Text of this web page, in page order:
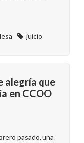
juicio
alegría que
en CCOO
pasado, una